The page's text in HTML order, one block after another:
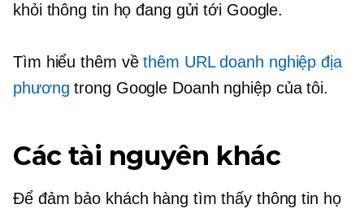
khỏi thông tin họ đang gửi tới Google.
Tìm hiểu thêm vềthêm URL doanh nghiệp địa
phương trong Google Doanh nghiệp của tôi.
Các tài nguyên khác
Để đảm bảo khách hàng tìm thấy thông tin họ